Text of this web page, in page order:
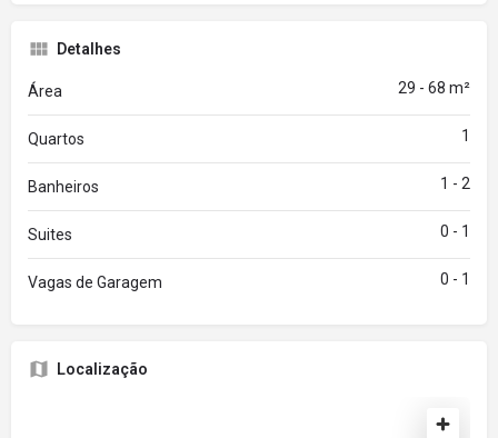
Detalhes
Área 29 - 68 m²
Quartos 1
Banheiros 1 - 2
Suites 0 - 1
Vagas de Garagem 0 - 1
Localização